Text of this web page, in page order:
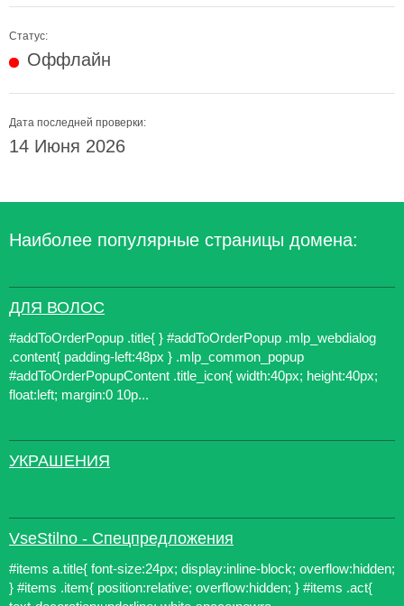
Статус:
Оффлайн
Дата последней проверки:
14 Июня 2026
Наиболее популярные страницы домена:
ДЛЯ ВОЛОС
#addToOrderPopup .title{ } #addToOrderPopup .mlp_webdialog
.content{ padding-left:48px } .mlp_common_popup
#addToOrderPopupContent .title_icon{ width:40px; height:40px;
float:left; margin:0 10p...
УКРАШЕНИЯ
VseStilno - Спецпредложения
#items a.title{ font-size:24px; display:inline-block; overflow:hidden;
} #items .item{ position:relative; overflow:hidden; } #items .act{